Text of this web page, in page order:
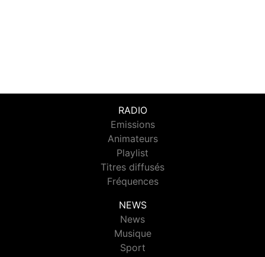
RADIO
Emissions
Animateurs
Playlist
Titres diffusés
Fréquences
NEWS
News
Musique
Sport